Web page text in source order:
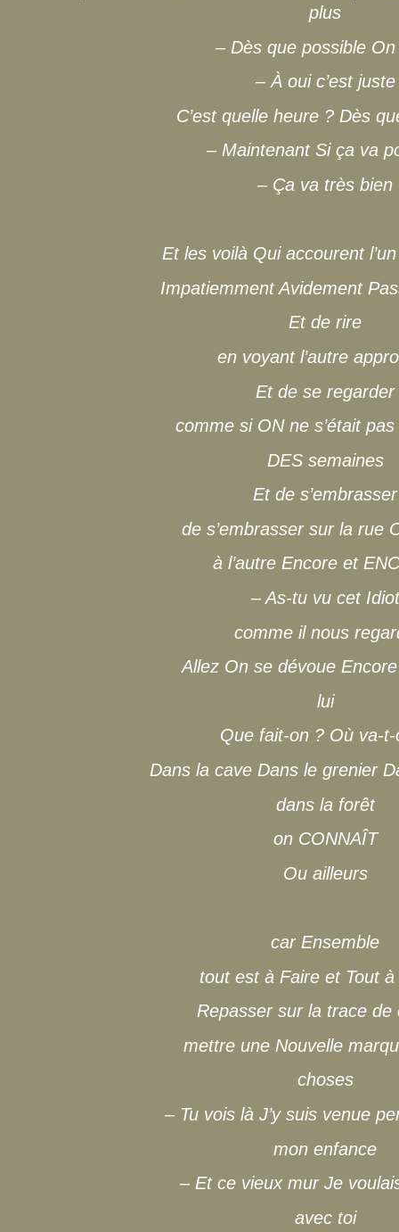
plus
– Dès que possible
– À oui c’est juste
C’est quelle heure ? Dès
– Maintenant Si ça va
– Ça va très bien
Et les voilà Qui accourent
Impatiemment Avidement
Et de rire
en voyant l’autre
Et de se regarder
comme si ON ne s’était
DES semaines
Et de s’embrasser
de s’embrasser sur la rue
à l’autre Encore et
– As-tu vu cet Idiot
comme il nous
Allez On se dévoue
lui
Que fait-on ? Où va-
Dans la cave Dans le grenier
dans la forêt
on CONNAÎT
Ou ailleurs
car Ensemble
tout est à Faire et Tout
Repasser sur la trace de
mettre une Nouvelle
choses
– Tu vois là J’y suis venue
mon enfance
– Et ce vieux mur Je
avec toi